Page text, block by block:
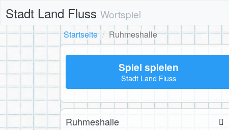
Stadt Land Fluss Wortspiel
Startseite
Ruhmeshalle
Spiel spielen
Stadt Land Fluss
Ruhmeshalle